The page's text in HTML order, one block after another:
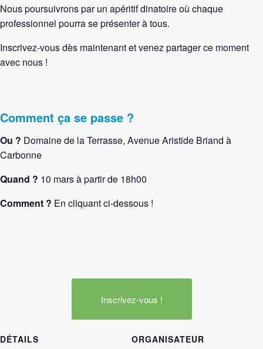
Nous poursuivrons par un apéritif dinatoire où chaque
professionnel pourra se présenter à tous.
Inscrivez-vous dès maintenant et venez partager ce moment
avec nous !
Comment ça se passe ?
Ou ? Domaine de la Terrasse, Avenue Aristide Briand à
Carbonne
Quand ? 10 mars à partir de 18h00
Comment ? En cliquant ci-dessous !
Inscrivez-vous !
DÉTAILS
ORGANISATEUR